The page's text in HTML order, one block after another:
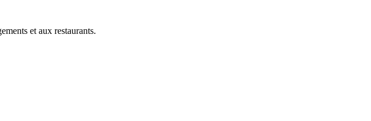
et aux restaurants.